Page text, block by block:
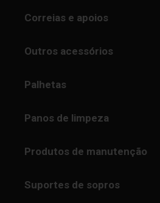
Correias e apoios
Outros acessórios
Palhetas
Panos de limpeza
Produtos de manutenção
Suportes de sopros